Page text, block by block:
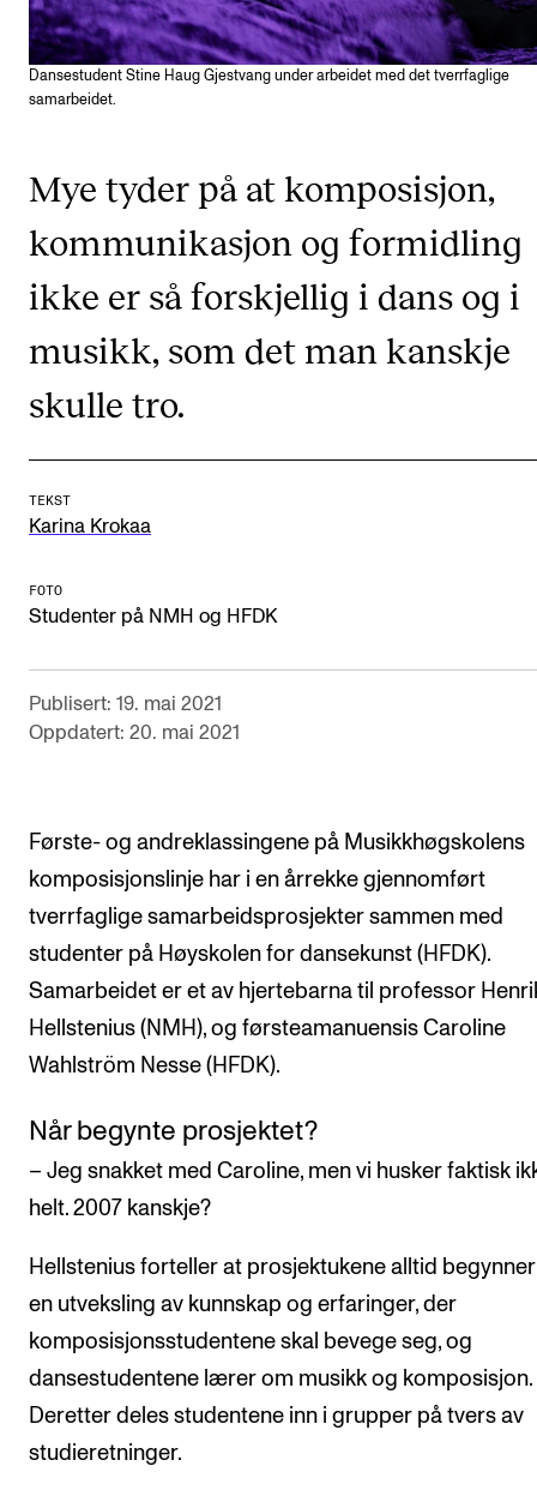
Søknad og opptak
Biblioteket
Studentutvalet SUT (student.nmh.no)
FORSKNING
NordART
Prosjekter
Publikasjoner
INTERNASJONALT
Internasjonal strategi
AKTUELT
Arrangementer og konserter
Ledige stillinger
Om Norges musikkhøgskole
For ansatte og studenter
Dansestudent Stine Haug Gjestvang under arbeidet med det tverrfaglige
samarbeidet.
Mye tyder på at komposisjon,
kommunikasjon og formidling
ikke er så forskjellig i dans og i
musikk, som det man kanskje
skulle tro.
TEKST
Karina Krokaa
FOTO
Studenter på NMH og HFDK
Publisert: 19. mai 2021
Oppdatert: 20. mai 2021
Første- og andreklassingene på Musikkhøgskolens
komposisjonslinje har i en årrekke gjennomført
tverrfaglige samarbeidsprosjekter sammen med
studenter på Høyskolen for dansekunst (HFDK).
Samarbeidet er et av hjertebarna til professor
Hellstenius (NMH), og førsteamanuensis Caroline
Wahlström Nesse (HFDK).
Når begynte prosjektet?
– Jeg snakket med Caroline, men vi husker faktisk
helt. 2007 kanskje?
Hellstenius forteller at prosjektukene alltid
en utveksling av kunnskap og erfaringer, der
komposisjonsstudentene skal bevege seg, og
dansestudentene lærer om musikk og komposisjon.
Deretter deles studentene inn i grupper på tvers av
studieretninger.